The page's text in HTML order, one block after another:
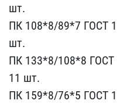
шт.
П​К 108*8/89*7 ГОСТ
шт​.
ПК 133*8/108*8 ГОСТ
11 шт.
ПК 159*8/76*5 ГОС​Т